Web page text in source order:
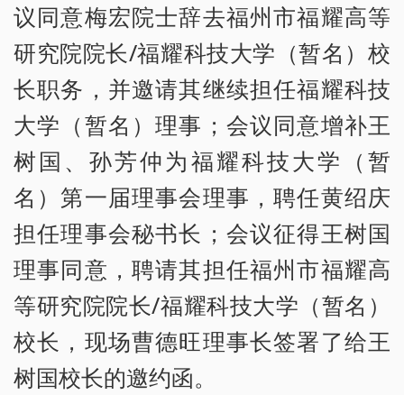
议同意梅宏院士辞去福州市福耀高等
研究院院长/福耀科技大学（暂名）校
长职务，并邀请其继续担任福耀科技
大学（暂名）理事；会议同意增补王
树国、孙芳仲为福耀科技大学（暂
名）第一届理事会理事，聘任黄绍庆
担任理事会秘书长；会议征得王树国
理事同意，聘请其担任福州市福耀高
等研究院院长/福耀科技大学（暂名）
校长，现场曹德旺理事长签署了给王
树国校长的邀约函。